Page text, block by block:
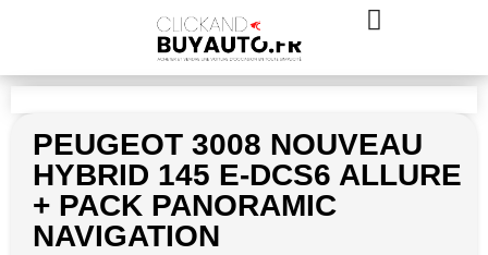
PEUGEOT 3008 NOUVEAU
HYBRID 145 E-DCS6 ALLURE
+ PACK PANORAMIC
NAVIGATION